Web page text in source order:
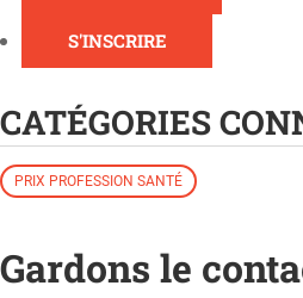
S'INSCRIRE
CATÉGORIES
PRIX PROFESSION SANTÉ
Gardons le